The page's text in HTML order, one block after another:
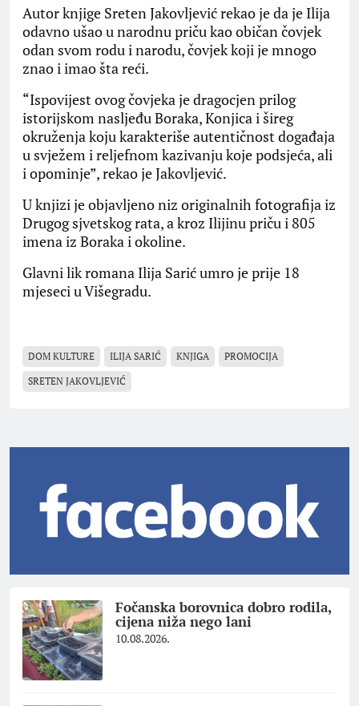
Autor knjige Sreten Jakovljević rekao je da je Ilija
odavno ušao u narodnu priču kao običan čovjek
odan svom rodu i narodu, čovjek koji je mnogo
znao i imao šta reći.
“Ispovijest ovog čovjeka je dragocjen prilog
istorijskom nasljeđu Boraka, Konjica i šireg
okruženja koju karakteriše autentičnost događaja
u svježem i reljefnom kazivanju koje podsjeća, ali
i opominje”, rekao je Jakovljević.
U knjizi je objavljeno niz originalnih fotografija iz
Drugog sjvetskog rata, a kroz Ilijinu priču i 805
imena iz Boraka i okoline.
Glavni lik romana Ilija Sarić umro je prije 18
mjeseci u Višegradu.
DOM KULTURE ILIJA SARIĆ KNJIGA PROMOCIJA
SRETEN JAKOVLJEVIĆ
Fočanska borovnica dobro rodila,
cijena niža nego lani
10.08.2026.